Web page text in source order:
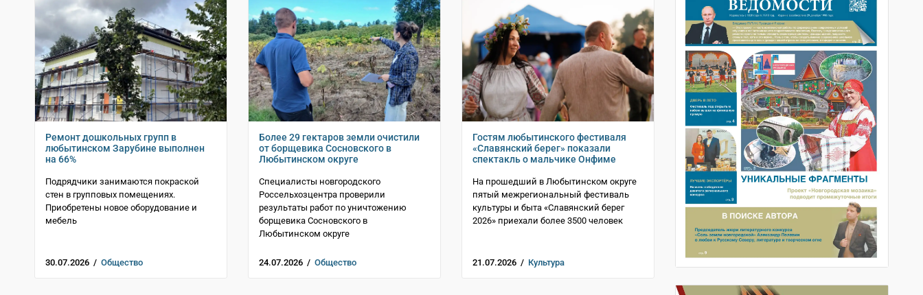
Ремонт дошкольных групп в
любытинском Зарубине выполнен
на 66%
Подрядчики занимаются покраской
стен в групповых помещениях.
Приобретены новое оборудование и
мебель
30.07.2026 / Общество
Более 29 гектаров земли очистили
от борщевика Сосновского в
Любытинском округе
Специалисты новгородского
Россельхозцентра проверили
результаты работ по уничтожению
борщевика Сосновского в
Любытинском округе
24.07.2026 / Общество
Гостям любытинского фестиваля
«Славянский берег» показали
спектакль о мальчике Онфиме
На прошедший в Любытинском округе
пятый межрегиональный фестиваль
культуры и быта «Славянский берег
2026» приехали более 3500 человек
21.07.2026 / Культура